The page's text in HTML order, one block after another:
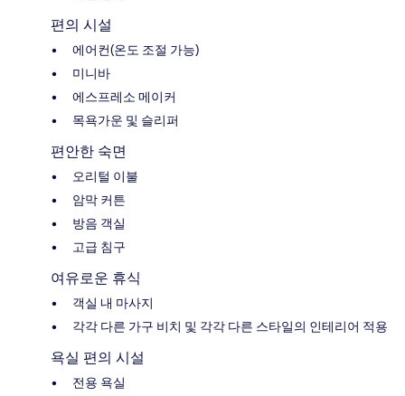
편의 시설
에어컨(온도 조절 가능)
미니바
에스프레소 메이커
목욕가운 및 슬리퍼
편안한 숙면
오리털 이불
암막 커튼
방음 객실
고급 침구
여유로운 휴식
객실 내 마사지
각각 다른 가구 비치 및 각각 다른 스타일의 인테리어 적용
욕실 편의 시설
전용 욕실